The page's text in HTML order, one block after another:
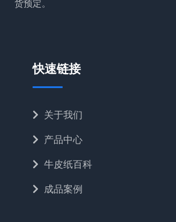
货预定。
快速链接
关于我们
产品中心
牛皮纸百科
成品案例